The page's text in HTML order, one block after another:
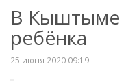
В Кыштыме
ребёнка
25 июня 2020 09:19